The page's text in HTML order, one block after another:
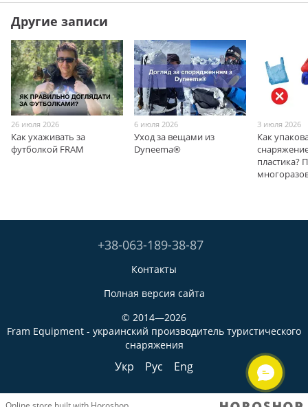
Другие записи
26 июля 2026
Как ухаживать за
футболкой FRAM
6 июля 2026
Уход за вещами из
Dyneema®
3 июля 2026
Как
пластика?
+38-063-189-38-87
Контакты
Полная версия сайта
© 2014—2026
Fram Equipment - украинский производитель туристического
снаряжения
Укр Рус Eng